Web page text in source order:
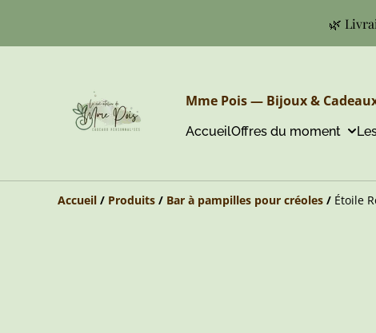
🌿
Mme Pois — Bijoux &
AccueilOffres du moment
Accueil / Produits / Bar à pampilles pour créoles / Étoile